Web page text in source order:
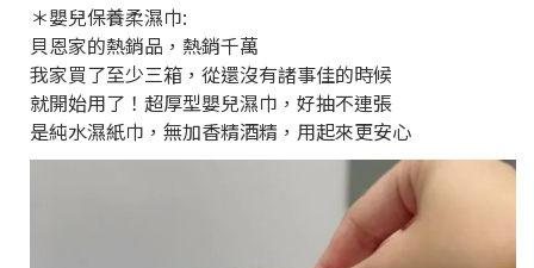
＊嬰兒保養柔濕巾:
貝恩家的熱銷品，熱銷千萬
我家買了至少三箱，從還沒有諸事佳的時候
就開始用了！超厚型嬰兒濕巾，好抽不連張
是純水濕紙巾，無加香精酒精，用起來更安心